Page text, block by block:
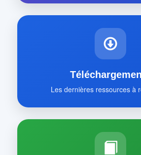
Les dernières ressources à